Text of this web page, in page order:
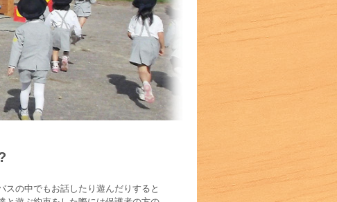
スの中でもお話したり遊んだりすると